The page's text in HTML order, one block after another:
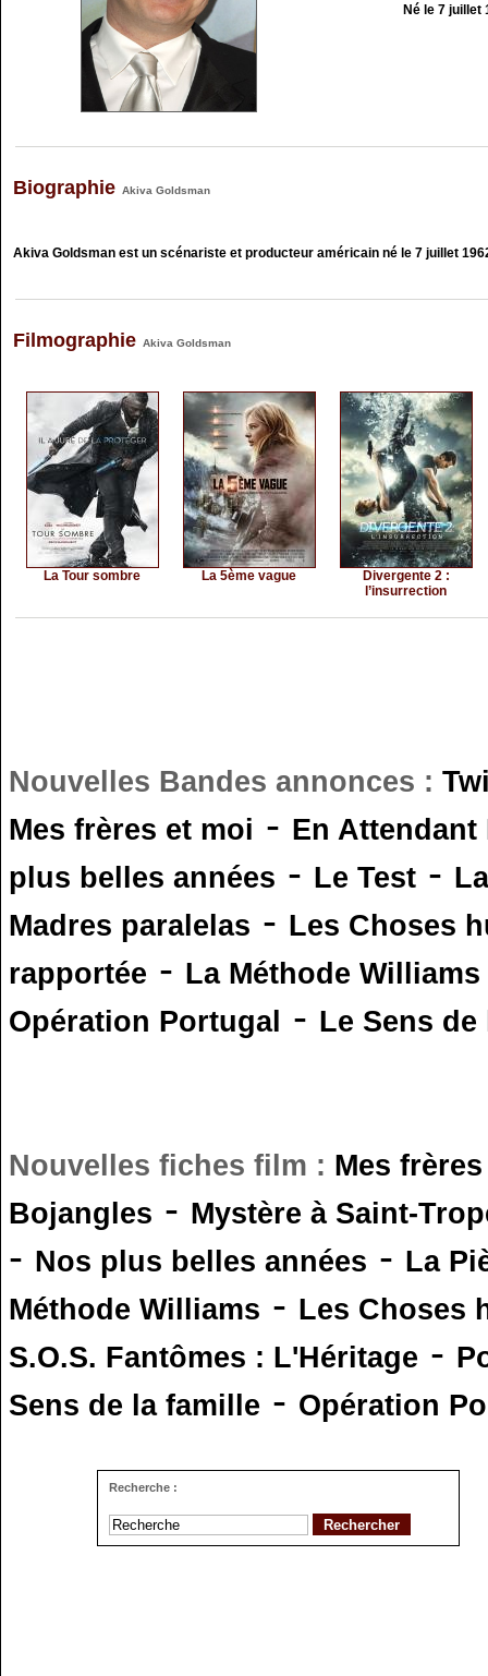
Né le 7 juillet
Biographie Akiva Goldsman
Akiva Goldsman est un scénariste et producteur américain né le 7 juillet
Filmographie Akiva Goldsman
La Tour sombre La 5ème vague
Divergente 2 :
l’insurrection
Nouvelles Bandes annonces :
Mes frères et moi - En
plus belles années - Le Test -
Madres paralelas - Les Choses
rapportée - La Méthode Williams
Opération Portugal - Le Sens
Nouvelles fiches film : Mes
Bojangles - Mystère à Saint-
- Nos plus belles années - La
Méthode Williams - Les Choses
S.O.S. Fantômes : L'Héritage -
Sens de la famille - Opération
Recherche :